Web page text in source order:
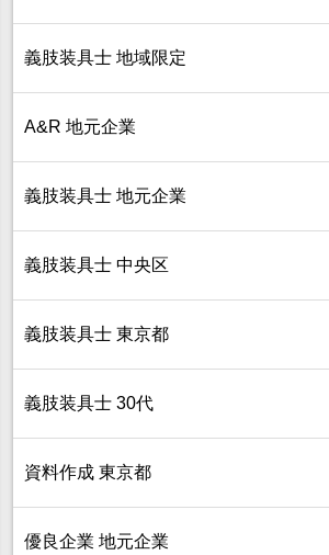
義肢装具士 地域限定
A&R 地元企業
義肢装具士 地元企業
義肢装具士 中央区
義肢装具士 東京都
義肢装具士 30代
資料作成 東京都
優良企業 地元企業